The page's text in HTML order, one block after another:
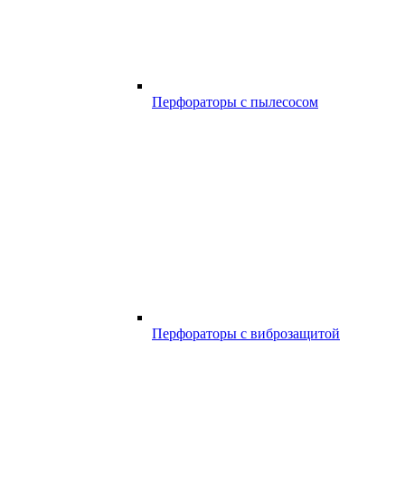
Перфораторы с пылесосом
Перфораторы с виброзащитой